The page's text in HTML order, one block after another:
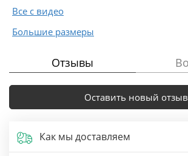
Все с видео
Большие размеры
Отзывы
Оставить новый отзыв
Как мы доставляем